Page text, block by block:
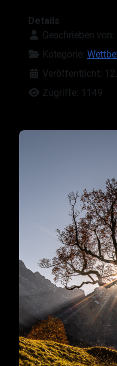
Details
Geschrieben von:
Kategorie:
Veröffentlicht:
Zugriffe: 1149